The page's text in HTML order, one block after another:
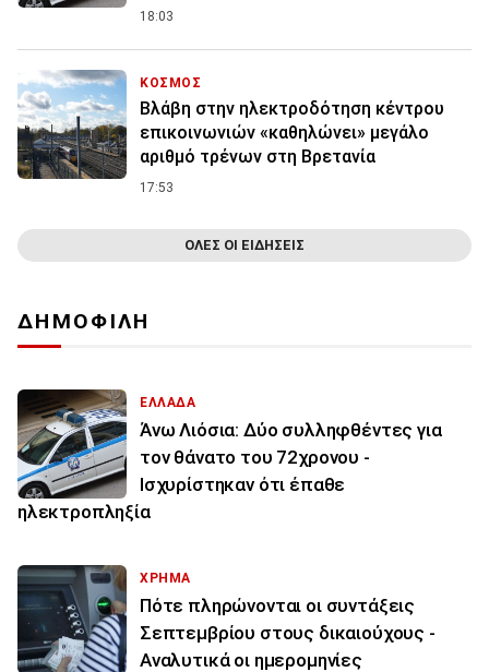
18:03
ΚΟΣΜΟΣ
Βλάβη στην ηλεκτροδότηση κέντρου
επικοινωνιών «καθηλώνει» μεγάλο
αριθμό τρένων στη Βρετανία
17:53
ΟΛΕΣ ΟΙ ΕΙΔΗΣΕΙΣ
ΔΗΜΟΦΙΛΗ
ΕΛΛΑΔΑ
Άνω Λιόσια: Δύο συλληφθέντες για
τον θάνατο του 72χρονου -
Ισχυρίστηκαν ότι έπαθε
ηλεκτροπληξία
ΧΡΗΜΑ
Πότε πληρώνονται οι συντάξεις
Σεπτεμβρίου στους δικαιούχους -
Αναλυτικά οι ημερομηνίες